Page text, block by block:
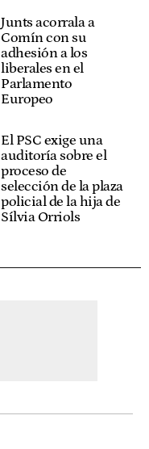
Junts acorrala a
Comín con su
adhesión a los
liberales en el
Parlamento
Europeo
El PSC exige una
auditoría sobre el
proceso de
selección de la plaza
policial de la hija de
Sílvia Orriols